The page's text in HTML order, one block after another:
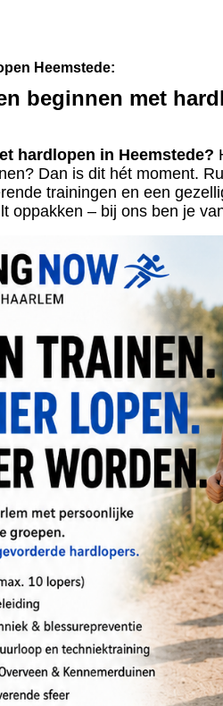
Heemstede:
beginnen met
hardlopen in Heemstede?
Dan is dit hét moment.
trainingen en een
oppakken – bij ons ben je